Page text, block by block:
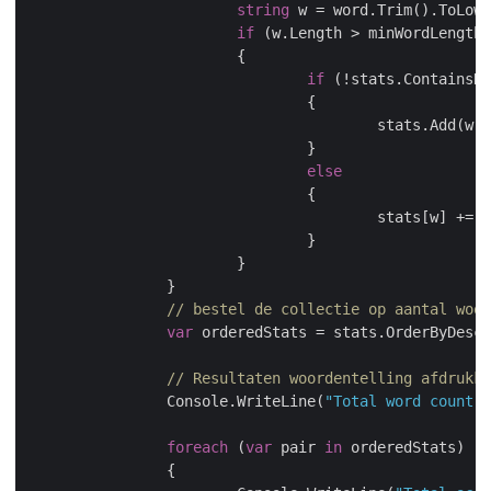
string w =
if (w.Length > minWordLength)
if
					stats.Add(w,
else
					stats[w] +=
// bestel de collectie op aantal
var orderedStats =
// Resultaten woordentelling
		Console.WriteLine(
"Total word
foreach (var pair in orderedStats)